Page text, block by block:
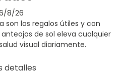
8/26
son los regalos útiles y con
de sol eleva cualquier
visual diariamente.
detalles